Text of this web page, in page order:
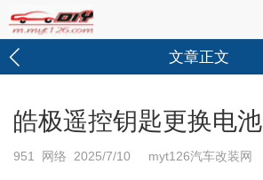
文章正文
皓极遥控钥匙更换电池
951 网络 2025/7/10 myt126汽车改装网